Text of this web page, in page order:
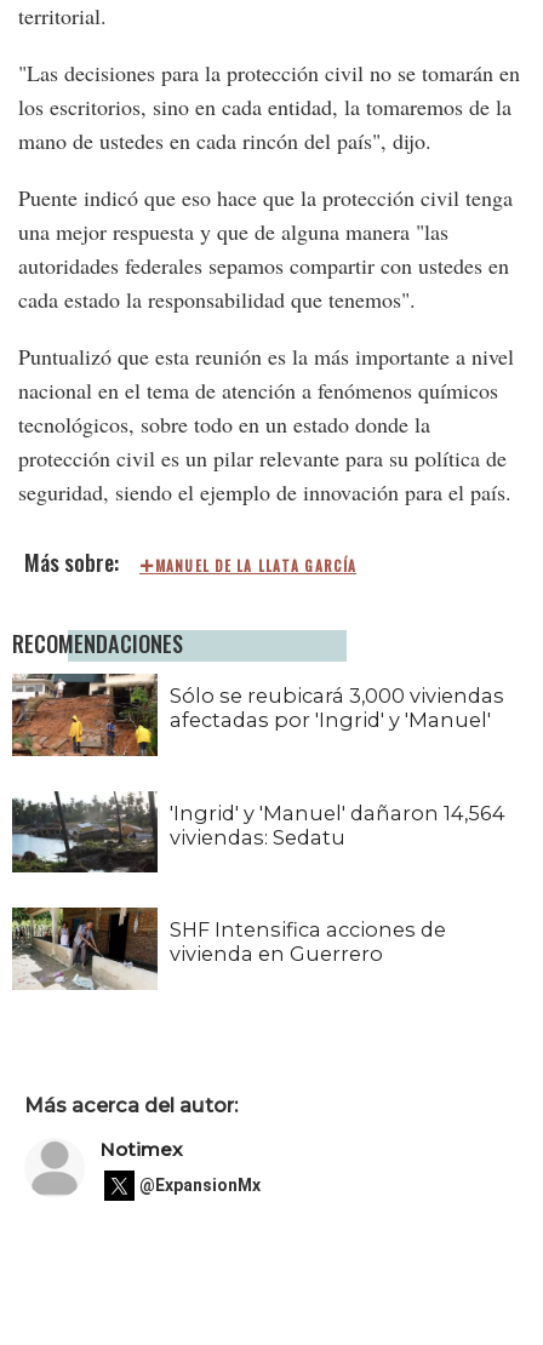
territorial.
"Las decisiones para la protección civil no se tomarán en
los escritorios, sino en cada entidad, la tomaremos de la
mano de ustedes en cada rincón del país", dijo.
Puente indicó que eso hace que la protección civil tenga
una mejor respuesta y que de alguna manera "las
autoridades federales sepamos compartir con ustedes en
cada estado la responsabilidad que tenemos".
Puntualizó que esta reunión es la más importante a nivel
nacional en el tema de atención a fenómenos químicos
tecnológicos, sobre todo en un estado donde la
protección civil es un pilar relevante para su política de
seguridad, siendo el ejemplo de innovación para el país.
MANUEL DE LA LLATA GARCÍA
RECOMENDACIONES
Sólo se reubicará 3,000 viviendas
afectadas por 'Ingrid' y 'Manuel'
'Ingrid' y 'Manuel' dañaron 14,564
viviendas: Sedatu
SHF Intensifica acciones de
vivienda en Guerrero
Más acerca del autor:
Notimex
@ExpansionMx